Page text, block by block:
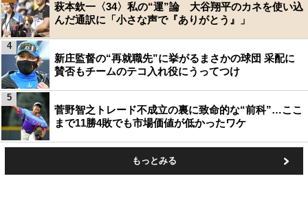
萩本欽一〈34〉私の“運”論 大谷翔平のカネを使い込
んだ通訳に「小さな声で『ありがとう』」
新庄監督の“再就職先”に挙がるまさかの球団 采配に
賛否もチームのテコ入れ役にうってつけ
4
菅野智之トレード不成立の裏に致命的な“前科”…ここ
まで11勝4敗でも市場価値が低かったワケ
5
もっとみる